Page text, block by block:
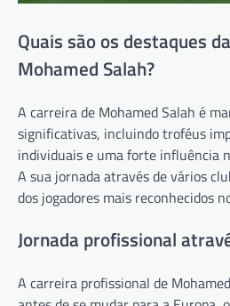
Quais são os destaques
Mohamed Salah?
A carreira de Mohamed Salah é
significativas, incluindo troféus
individuais e uma forte influência
A sua jornada através de vários
dos jogadores mais reconhecidos
Jornada profissional
A carreira profissional de